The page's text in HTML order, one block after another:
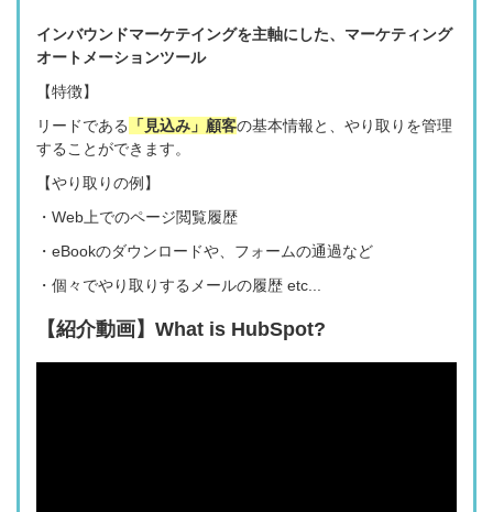
インバウンドマーケテイングを主軸にした、マーケティング
オートメーションツール
【特徴】
リードである
「見込み」顧客の基本情報と、やり取りを管理
することができます。
【やり取りの例】
・Web上でのページ閲覧履歴
・eBookのダウンロードや、フォームの通過など
・個々でやり取りするメールの履歴 etc...
【紹介動画】 What is HubSpot?